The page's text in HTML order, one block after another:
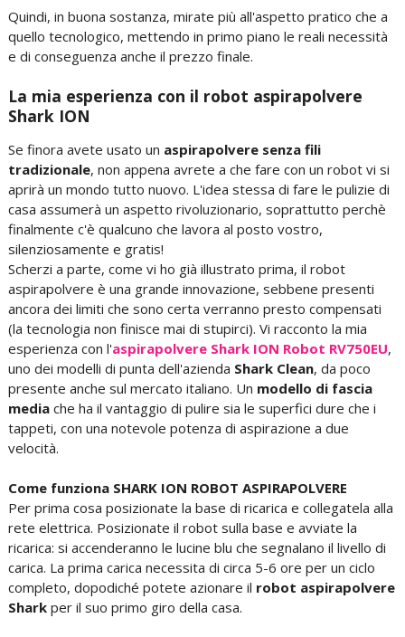
Quindi, in buona sostanza, mirate più all'aspetto pratico che a
quello tecnologico, mettendo in primo piano le reali necessità
e di conseguenza anche il prezzo finale.
La mia esperienza con il robot aspirapolvere
Shark ION
Se finora avete usato un aspirapolvere senza fili
tradizionale, non appena avrete a che fare con un robot vi si
aprirà un mondo tutto nuovo. L'idea stessa di fare le pulizie di
casa assumerà un aspetto rivoluzionario, soprattutto perchè
finalmente c'è qualcuno che lavora al posto vostro,
silenziosamente e gratis!
Scherzi a parte, come vi ho già illustrato prima, il robot
aspirapolvere è una grande innovazione, sebbene presenti
ancora dei limiti che sono certa verranno presto compensati
(la tecnologia non finisce mai di stupirci). Vi racconto la mia
esperienza con l'aspirapolvere Shark ION Robot RV750EU,
uno dei modelli di punta dell'azienda Shark Clean, da poco
presente anche sul mercato italiano. Un modello di fascia
mediache ha il vantaggio di pulire sia le superfici dure che i
tappeti, con una notevole potenza di aspirazione a due
velocità.
Come funziona SHARK ION ROBOT ASPIRAPOLVERE
Per prima cosa posizionate la base di ricarica e collegatela alla
rete elettrica. Posizionate il robot sulla base e avviate la
ricarica: si accenderanno le lucine blu che segnalano il livello di
carica. La prima carica necessita di circa 5-6 ore per un ciclo
completo, dopodiché potete azionare il robot aspirapolvere
Sharkper il suo primo giro della casa.